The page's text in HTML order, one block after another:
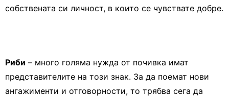
собствената си личност, в които се чувствате добре.
Риби – много голяма нужда от почивка имат
представителите на този знак. За да поемат нови
ангажименти и отговорности, то трябва сега да